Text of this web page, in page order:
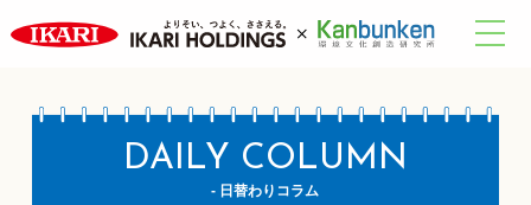
DAILY COLUMN
- 日替わりコラム